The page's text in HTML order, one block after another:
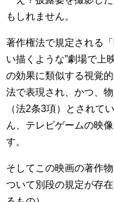
もしれません。
著作権法で規定される「
い描くような”劇場で上
の効果に類似する視覚
法で表現され、かつ、
（法2条3項）とされて
ん、テレビゲームの映
す。
そしてこの映画の著作
ついて別段の規定が存